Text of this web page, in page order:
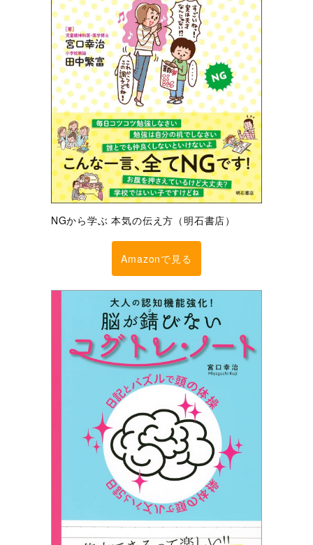
NGから学ぶ 本気の伝え方（明石書店）
Amazonで見る